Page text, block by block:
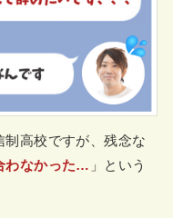
制高校ですが、残念な
わなかった… 」という